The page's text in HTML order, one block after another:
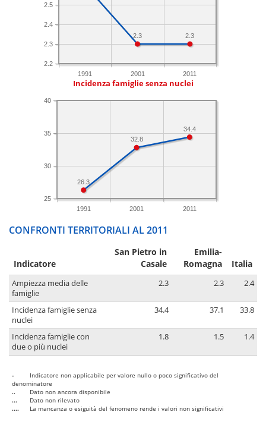
1991 2001 2011
2.2
2.3
2.4
2.5
2.3
2.3
Incidenza famiglie senza nuclei
1991 2001 2011
25
30
35
40
34.4
32.8
26.3
CONFRONTI TERRITORIALI AL 2011
Indicatore
San Pietro in
Casale
Emilia-
Romagna
Italia
Ampiezza media delle
famiglie
2.3 2.3 2.4
Incidenza famiglie senza
nuclei
34.4 37.1 33.8
Incidenza famiglie con
due o più nuclei
1.8 1.5 1.4
-
Indicatore non applicabile per valore nullo o poco significativo del
denominatore
..
Dato non ancora disponibile
...
Dato non rilevato
....
La mancanza o esiguità del fenomeno rende i valori non significativi